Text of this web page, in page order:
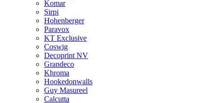
Komar
Sirpi
Hohenberger
Paravox
KT Exclusive
Coswig
Decoprint NV
Grandeco
Khroma
Hookedonwalls
Guy Masureel
Calcutta